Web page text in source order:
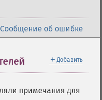
Сообщение об ошибке
＋ Добавить
примечания для